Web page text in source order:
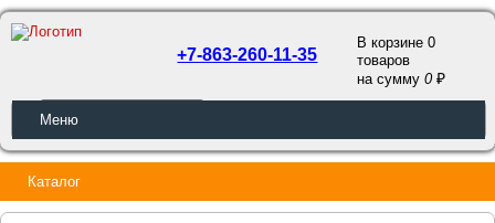
ОБРАТНЫЙ ЗВОНОК
+7-863-260-11-35
В корзине 0
товаров
на сумму0
Меню
Каталог